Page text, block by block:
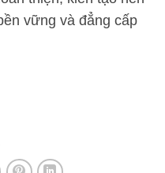
vững và đẳng cấp